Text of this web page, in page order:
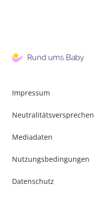
Impressum
Neutralitätsversprechen
Mediadaten
Nutzungsbedingungen
Datenschutz